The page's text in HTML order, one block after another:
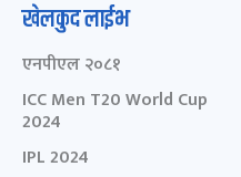
खेलकुद लाईभ
एनपीएल २०८१
ICC Men T20 World Cup
2024
IPL 2024